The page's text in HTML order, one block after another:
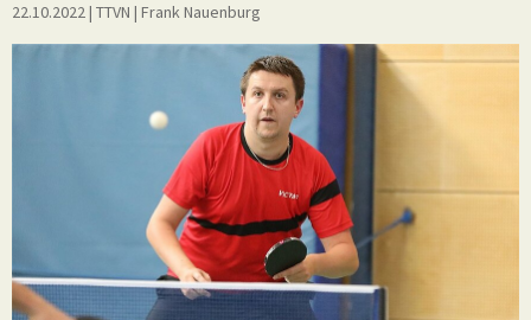
22.10.2022| TTVN | Frank Nauenburg